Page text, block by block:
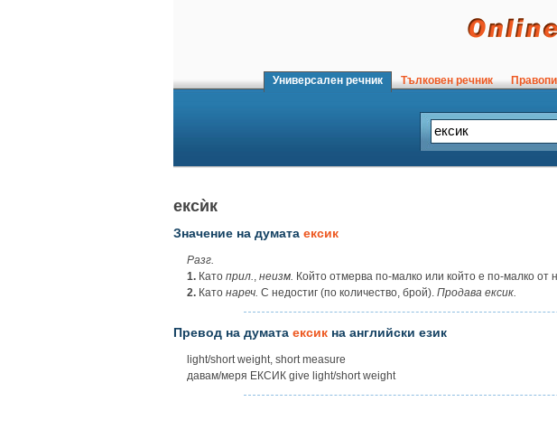
Универсален речник Тълковен речник
ексѝк
Значение на думата ексик
Разг.
1. Като прил., неизм. Който отмерва по-малко или който е по-малко от
2. Като нареч. С недостиг (по количество, брой). Продава ексик.
Превод на думата ексик на английски език
light/short weight, short measure
давам/меря ЕКСИК give light/short weight